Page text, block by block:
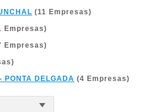
(11 Empresas)
Empresas)
Empresas)
PONTA DELGADA (4 Empresas)